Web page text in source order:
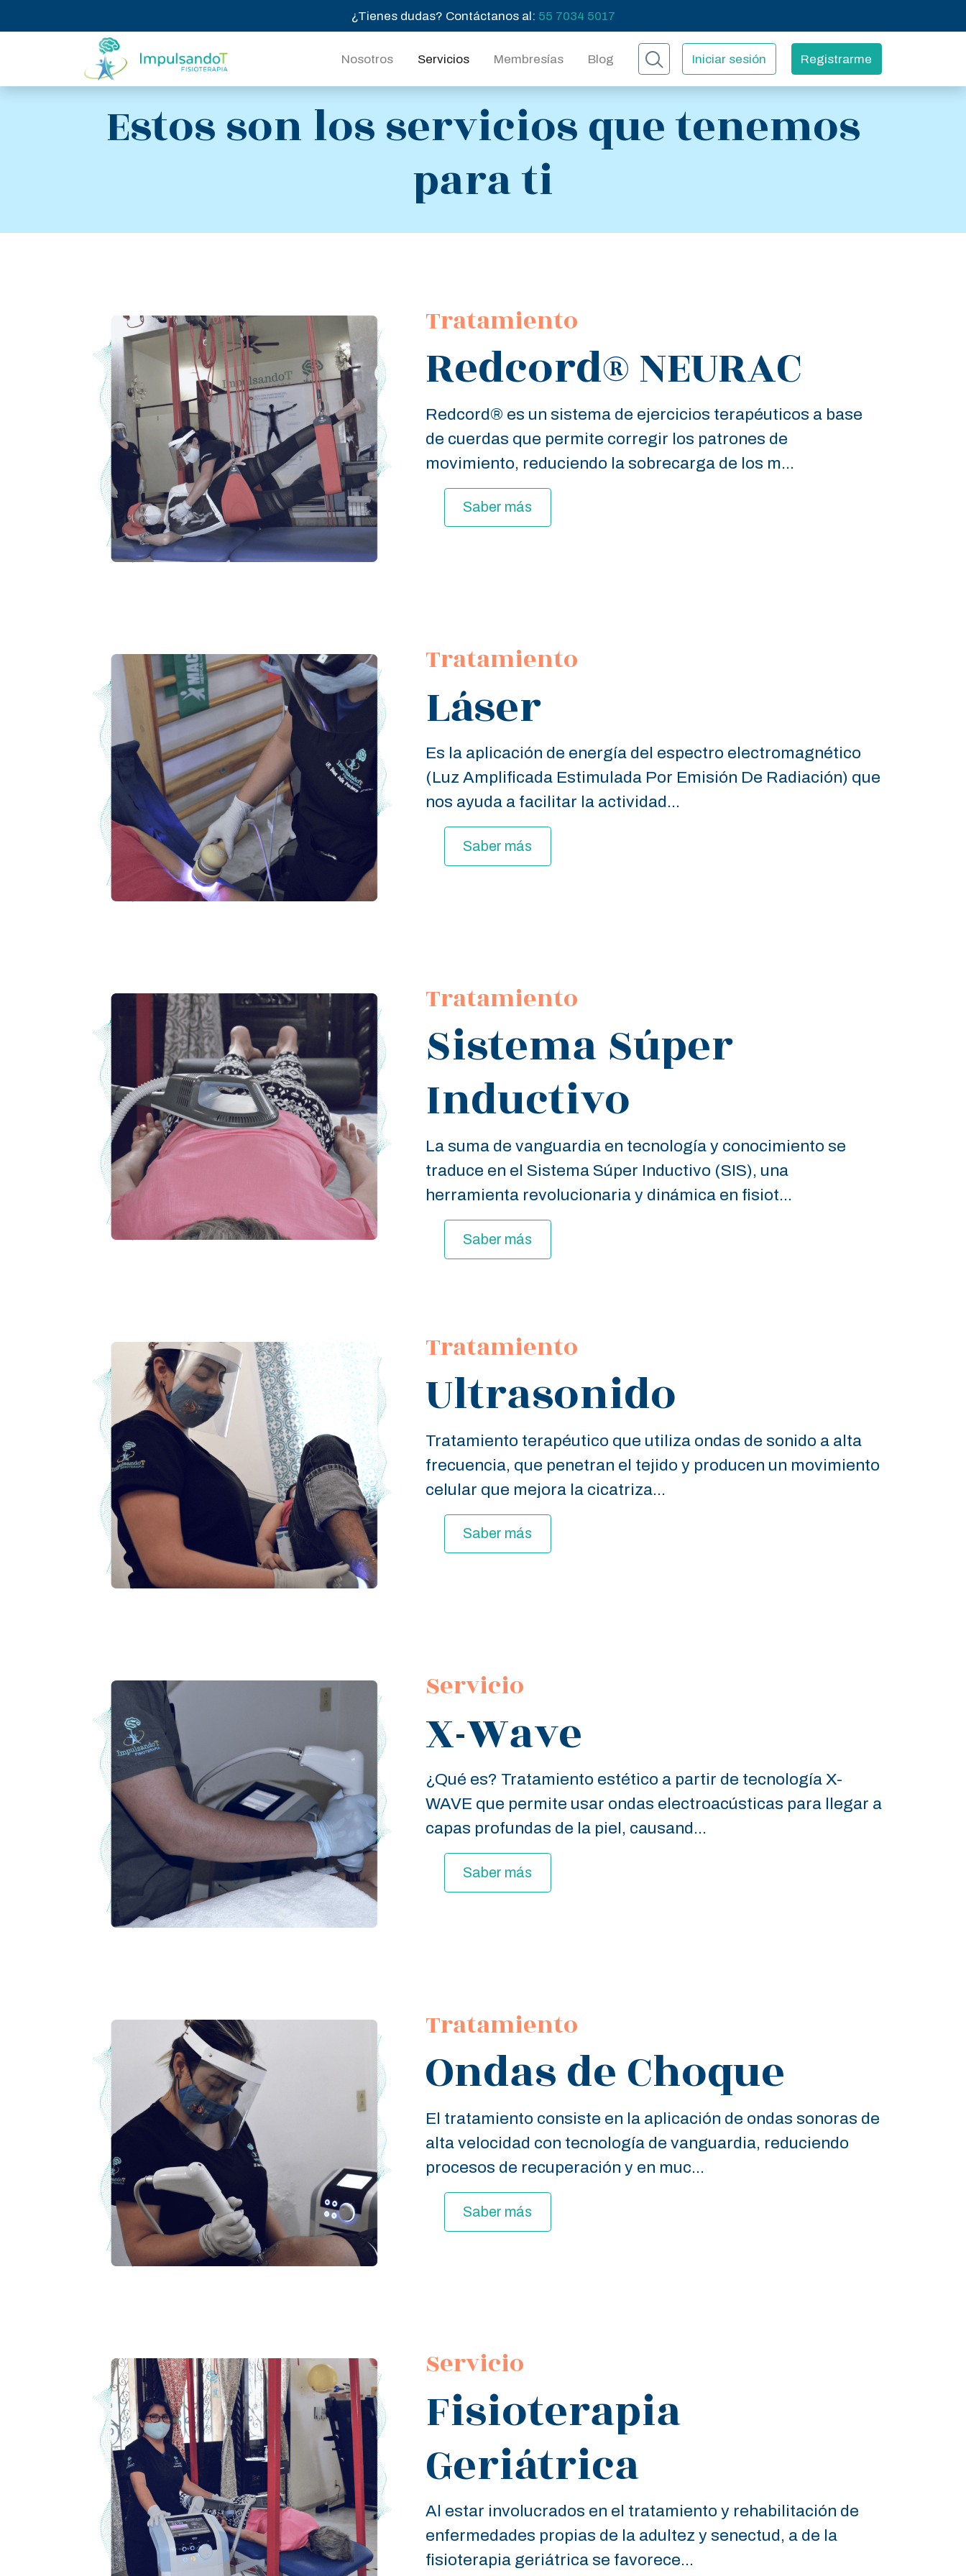
¿Tienes dudas? Contáctanos al: 55 7034 5017
Nosotros Servicios Membresías Blog Iniciar sesión Registrarme
Estos son los servicios que tenemos
para ti
Tratamiento
Redcord® NEURAC
Redcord® es un sistema de ejercicios terapéuticos a base
de cuerdas que permite corregir los patrones de
movimiento, reduciendo la sobrecarga de los m...
Saber más
Tratamiento
Láser
Es la aplicación de energía del espectro electromagnético
(Luz Amplificada Estimulada Por Emisión De Radiación) que
nos ayuda a facilitar la actividad...
Saber más
Tratamiento
Sistema Súper
Inductivo
La suma de vanguardia en tecnología y conocimiento se
traduce en el Sistema Súper Inductivo (SIS), una
herramienta revolucionaria y dinámica en fisiot...
Saber más
Tratamiento
Ultrasonido
Tratamiento terapéutico que utiliza ondas de sonido a alta
frecuencia, que penetran el tejido y producen un movimiento
celular que mejora la cicatriza...
Saber más
Servicio
X-Wave
¿Qué es? Tratamiento estético a partir de tecnología X-
WAVE que permite usar ondas electroacústicas para llegar a
capas profundas de la piel, causand...
Saber más
Tratamiento
Ondas de Choque
El tratamiento consiste en la aplicación de ondas sonoras de
alta velocidad con tecnología de vanguardia, reduciendo
procesos de recuperación y en muc...
Saber más
Servicio
Fisioterapia
Geriátrica
Al estar involucrados en el tratamiento y rehabilitación de
enfermedades propias de la adultez y senectud, a de la
fisioterapia geriátrica se favorece...